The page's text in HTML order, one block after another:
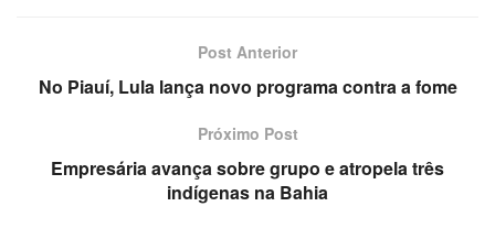
Post Anterior
No Piauí, Lula lança novo programa contra a fome
Próximo Post
Empresária avança sobre grupo e atropela três
indígenas na Bahia